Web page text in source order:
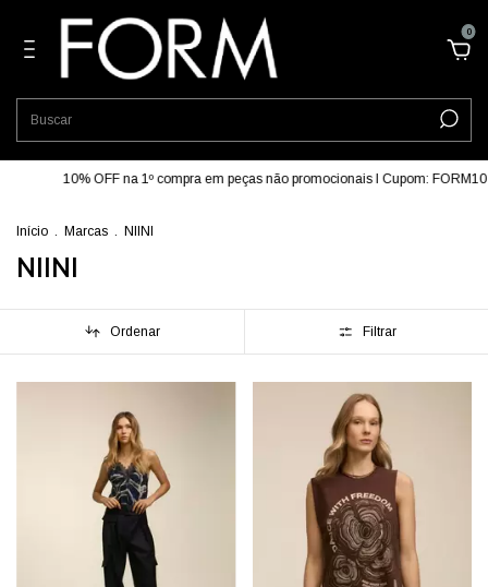
0
OFF na 1º compra em peças não promocionais I Cupom: FORM10 5%
Início . Marcas . NIINI
NIINI
Ordenar Filtrar